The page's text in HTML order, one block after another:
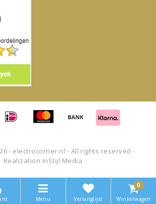
- electrocorner.nl - All rights reserved -
Realization InStijl Media
Menu Verlanglijst
0
Winkelwagen